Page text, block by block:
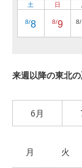
土
8/8
日
8/9 8/
来週以降の東北
6月
月 火